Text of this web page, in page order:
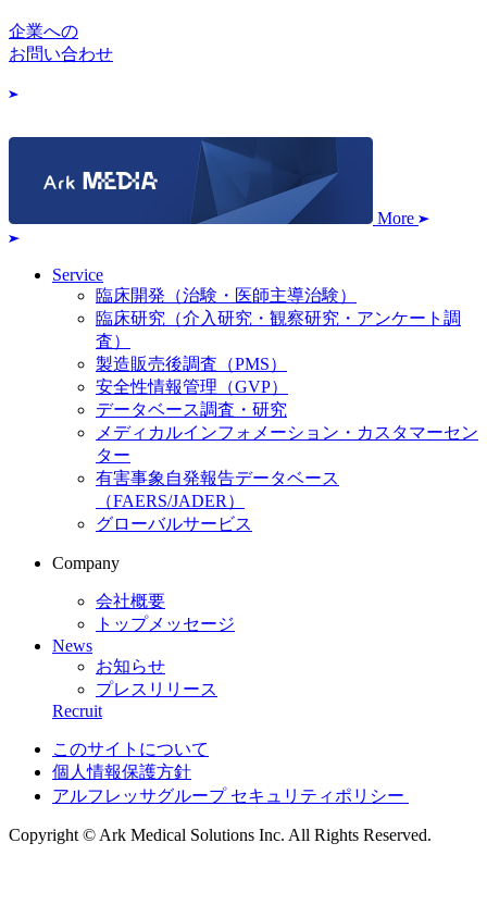
企業への
お問い合わせ
More
Service
臨床開発（治験・医師主導治験）
臨床研究（介入研究・観察研究・アンケート調
査）
製造販売後調査（PMS）
安全性情報管理（GVP）
データベース調査・研究
メディカルインフォメーション・カスタマーセン
ター
有害事象自発報告データベース
（FAERS/JADER）
グローバルサービス
Company
会社概要
トップメッセージ
News
お知らせ
プレスリリース
Recruit
このサイトについて
個人情報保護方針
アルフレッサグループ セキュリティポリシー
Copyright © Ark Medical Solutions Inc. All Rights Reserved.